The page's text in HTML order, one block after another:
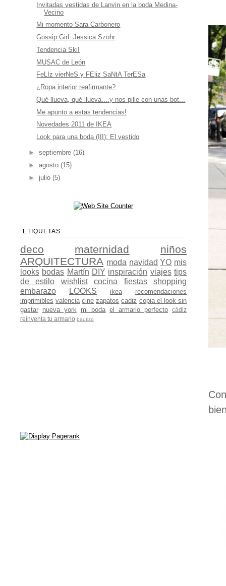
Invitadas vestidas de Lanvin en la boda Medina-
Vecino
Mi momento Sara Carbonero
Gossip Girl: Jessica Szohr
Tendencia Ski!
MUSAC de León
FeLIz vierNeS y FEliz SaNtA TerESa
¿Ropa interior reafirmante?
Qué llueva, qué llueva....y nos pille con unas bot...
Me apunto a estas tendencias!
Novedades 2011 de IKEA
Look para una boda (III): El vestido
► septiembre (16)
► agosto (15)
► julio (5)
ETIQUETAS
deco maternidad
niños
ARQUITECTURA moda navidad YO mis
looks bodas Martín DIY inspiración viajes tips
de estilo
wishlist cocina fiestas
shopping
embarazo
LOOKS ikea
recomendaciones
imprimibles valencia cine zapatos cadiz copia el look sin
gastar nueva york mi boda el armario perfecto
cádiz
reinventa tu armario bautizo